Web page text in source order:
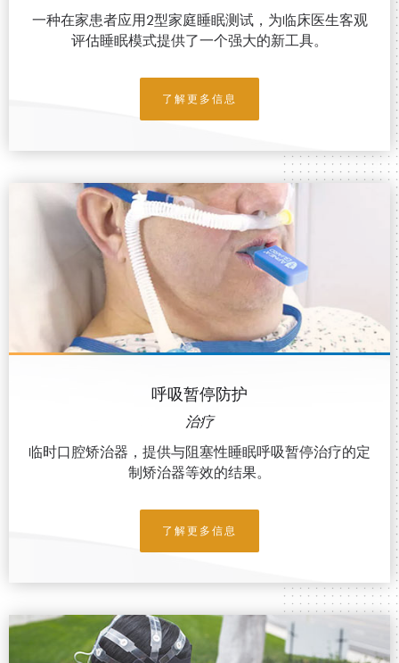
一种在家患者应用2型家庭睡眠测试，为临床医生客观
评估睡眠模式提供了一个强大的新工具。
了解更多信息
呼吸暂停防护
治疗
临时口腔矫治器，提供与阻塞性睡眠呼吸暂停治疗的定
制矫治器等效的结果。
了解更多信息